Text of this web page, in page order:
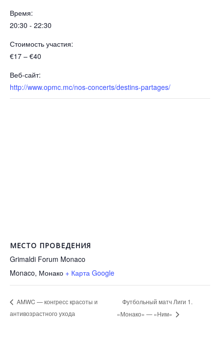
Время:
20:30 - 22:30
Стоимость участия:
€17 – €40
Веб-сайт:
http://www.opmc.mc/nos-concerts/destins-partages/
МЕСТО ПРОВЕДЕНИЯ
Grimaldi Forum Monaco
Monaco, Монако + Карта Google
AMWC — конгресс красоты и
антивозрастного ухода
Футбольный матч Лиги 1.
«Монако» — «Ним»